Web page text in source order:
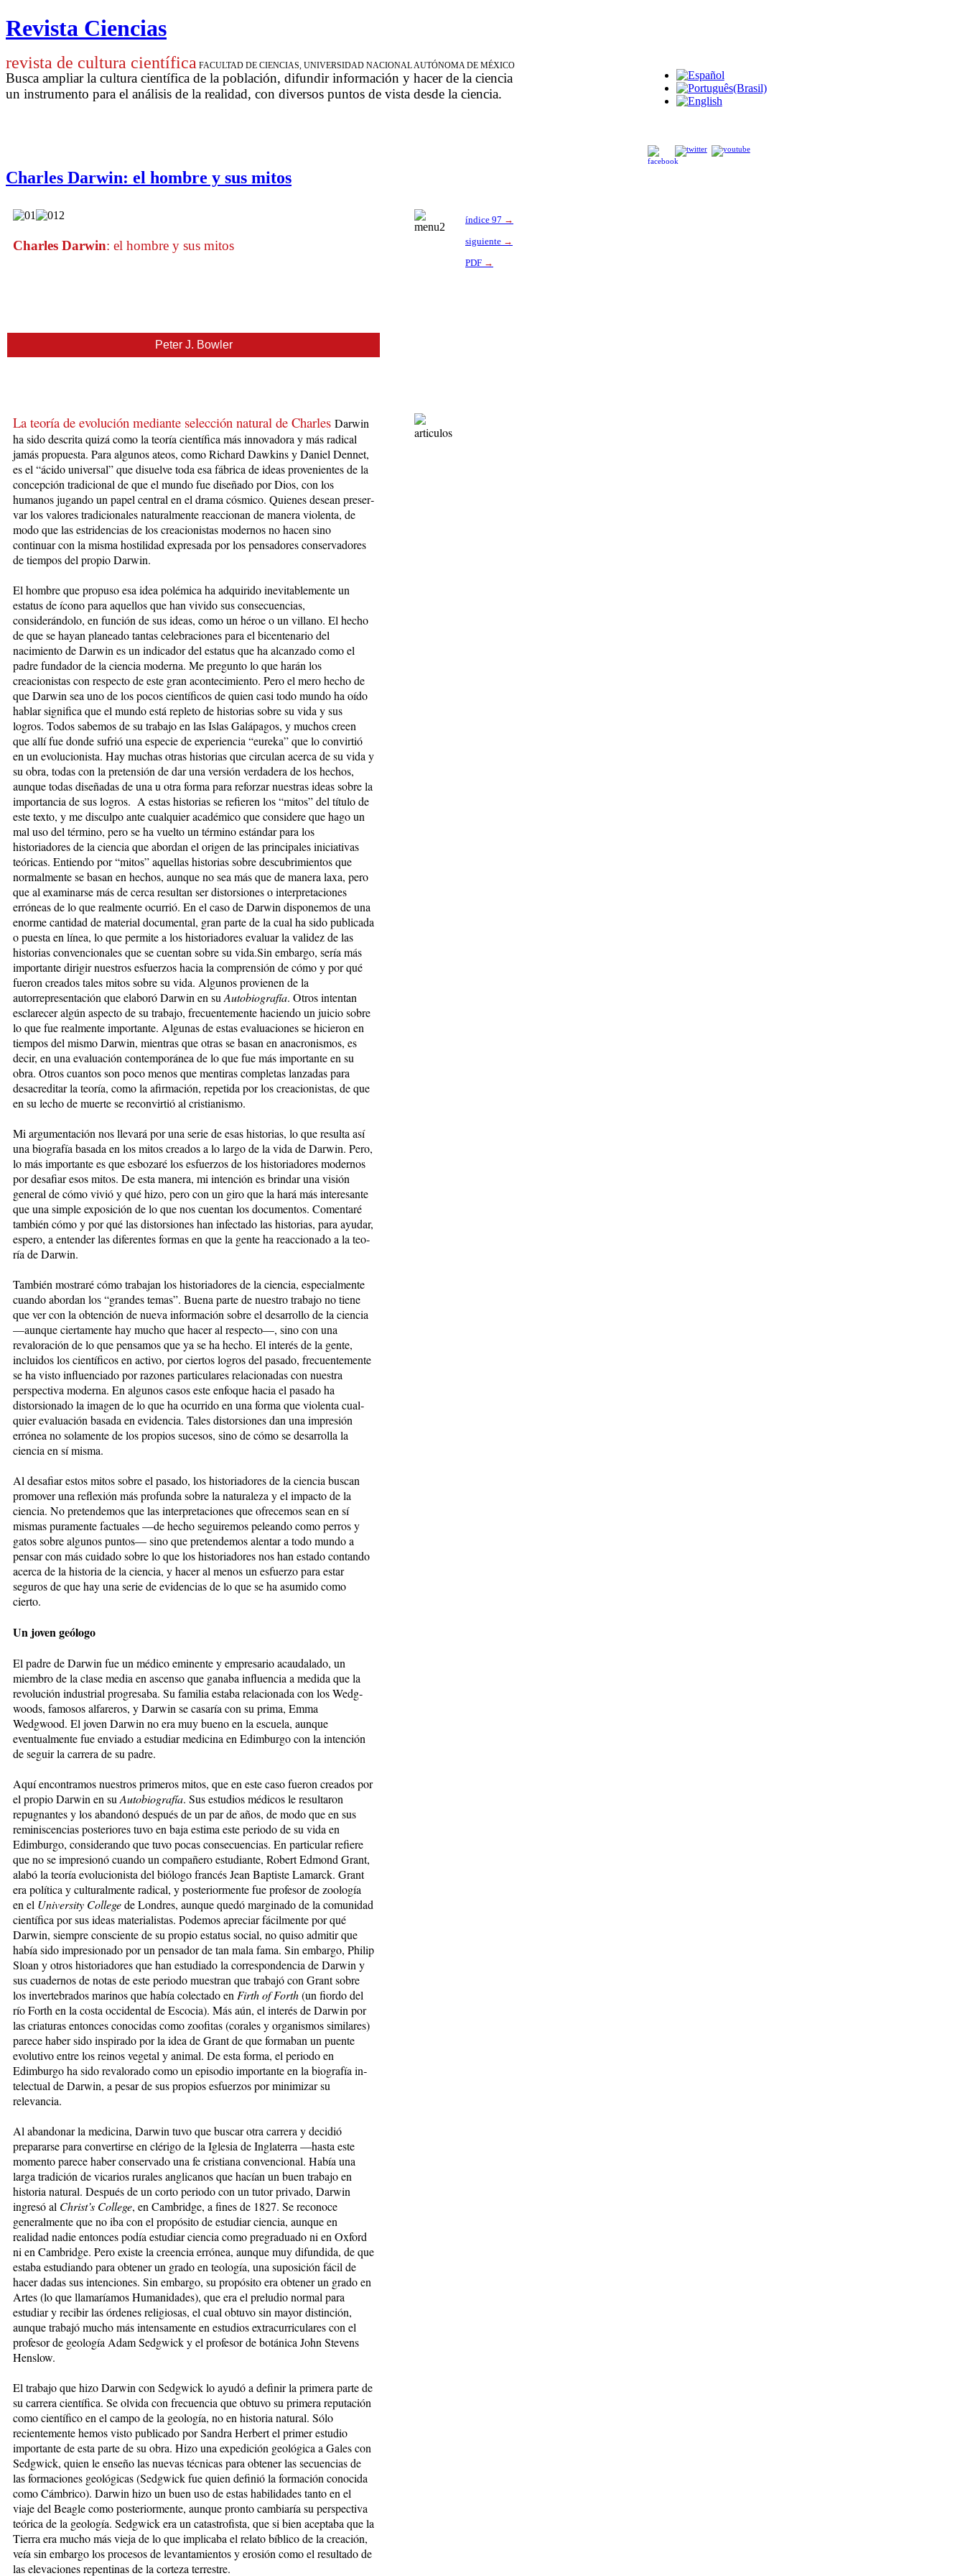
Revista Ciencias
revista de cultura científica FACULTAD DE CIENCIAS, UNIVERSIDAD NACIONAL AUTÓNOMA DE MÉXICO
Busca ampliar la cultura científica de la población, difundir información y hacer de la ciencia
un instrumento para el análisis de la realidad, con diversos puntos de vista desde la ciencia.
Charles Darwin: el hombre y sus mitos
Charles Darwin: el hombre y sus mitos
índice 97 →
siguiente →
PDF →
Peter J. Bowler
La teoría de evolución mediante selección natural de Char­les Darwin
ha sido descrita quizá como la teoría científica más innovadora y más radical
jamás propuesta. Para al­gu­nos ateos, como Richard Dawkins y Daniel Dennet,
es el “áci­do universal” que disuelve toda esa fábrica de ideas pro­ve­nientes de la
concepción tradicional de que el mundo fue diseñado por Dios, con los
humanos jugando un pa­pel central en el drama cósmico. Quienes desean pre­ser­
var los valores tradicionales naturalmente reaccionan de manera violenta, de
modo que las estridencias de los crea­cionistas modernos no hacen sino
continuar con la mis­ma hostilidad expresada por los pensadores conserva­do­res
de tiempos del propio Darwin.
El hombre que propuso esa idea polémica ha adquirido inevitablemente un
estatus de ícono para aquellos que han vivido sus consecuencias,
considerándolo, en función de sus ideas, como un héroe o un villano. El hecho
de que se hayan planeado tantas celebraciones para el bicentenario del
nacimiento de Darwin es un indicador del estatus que ha alcanzado como el
padre fundador de la ciencia mo­der­na. Me pregunto lo que harán los
creacionistas con res­pec­to de este gran acontecimiento. Pero el mero hecho de
que Darwin sea uno de los pocos científicos de quien casi todo mundo ha oído
hablar significa que el mundo está repleto de historias sobre su vida y sus
logros. Todos sabemos de su trabajo en las Islas Galápagos, y muchos creen
que allí fue donde sufrió una especie de experiencia “eureka” que lo convirtió
en un evolucionista. Hay muchas otras historias que circulan acerca de su vida y
su obra, todas con la pre­ten­sión de dar una versión verdadera de los hechos,
aunque todas diseñadas de una u otra forma para reforzar nuestras ideas sobre la
importancia de sus logros. A estas historias se refieren los “mitos” del título de
este texto, y me disculpo ante cualquier académico que con­sidere que hago un
mal uso del término, pero se ha vuel­to un término estándar para los
historiadores de la cien­cia que abordan el origen de las principales iniciativas
teóricas. Entiendo por “mitos” aquellas historias sobre des­cu­brimientos que
normalmente se basan en hechos, aunque no sea más que de manera laxa, pero
que al exami­nar­se más de cerca resultan ser distorsiones o interpretaciones
erróneas de lo que realmente ocurrió. En el caso de Dar­win disponemos de una
enorme cantidad de material do­cu­mental, gran parte de la cual ha sido publicada
o puesta en línea, lo que permite a los historiadores evaluar la va­li­dez de las
historias convencionales que se cuentan sobre su vida.Sin embargo, sería más
importante dirigir nuestros es­fuer­zos hacia la comprensión de cómo y por qué
fueron crea­dos tales mitos sobre su vida. Algunos provienen de la
autorrepresentación que elaboró Darwin en su Autobio­gra­fía. Otros intentan
esclarecer algún aspecto de su trabajo, frecuentemente haciendo un juicio sobre
lo que fue real­men­te importante. Algunas de estas evaluaciones se hicie­ron en
tiempos del mismo Darwin, mientras que otras se ba­san en anacronismos, es
decir, en una evaluación con­tem­po­ránea de lo que fue más importante en su
obra. Otros cuantos son poco menos que mentiras completas lan­zadas para
desacreditar la teoría, como la afirmación, repetida por los creacionistas, de que
en su lecho de muer­te se reconvirtió al cristianismo.
Mi argumentación nos llevará por una serie de esas his­to­rias, lo que resulta así
una biografía basada en los mi­tos creados a lo largo de la vida de Darwin. Pero,
lo más im­por­tante es que esbozaré los esfuerzos de los historia­do­res modernos
por desafiar esos mitos. De esta manera, mi intención es brindar una visión
general de cómo vivió y qué hizo, pero con un giro que la hará más interesante
que una simple exposición de lo que nos cuentan los docu­men­tos. Comentaré
también cómo y por qué las distorsiones han infectado las historias, para ayudar,
espero, a entender las diferentes formas en que la gente ha reaccionado a la teo­
ría de Darwin.
También mostraré cómo trabajan los historiadores de la ciencia, especialmente
cuando abordan los “grandes te­mas”. Buena parte de nuestro trabajo no tiene
que ver con la obtención de nueva información sobre el desarrollo de la ciencia
—aunque ciertamente hay mucho que hacer al res­pec­to—, sino con una
revaloración de lo que pensamos que ya se ha hecho. El interés de la gente,
incluidos los cien­tífi­cos en activo, por ciertos logros del pasado, frecuente­mente
se ha visto influenciado por razones particulares re­la­cio­na­das con nuestra
perspectiva moderna. En algunos casos este enfoque hacia el pasado ha
distorsionado la ima­gen de lo que ha ocurrido en una forma que violenta cual­
quier eva­lua­ción basada en evidencia. Tales distorsiones dan una im­presión
errónea no solamente de los propios su­ce­sos, sino de cómo se desarrolla la
ciencia en sí misma.
Al desafiar estos mitos sobre el pasado, los historiadores de la ciencia buscan
promover una reflexión más pro­fun­da sobre la naturaleza y el impacto de la
ciencia. No pretendemos que las interpretaciones que ofrecemos sean en sí
mismas puramente factuales —de hecho seguiremos pe­lean­do como perros y
gatos sobre algunos puntos— sino que pretendemos alentar a todo mundo a
pensar con más cui­dado sobre lo que los historiadores nos han estado con­tando
acerca de la historia de la ciencia, y hacer al menos un esfuerzo para estar
seguros de que hay una serie de evi­dencias de lo que se ha asumido como
cierto.
Un joven geólogo
El padre de Darwin fue un médico eminente y empresario acaudalado, un
miembro de la clase media en ascenso que ganaba influencia a medida que la
revolución industrial pro­gre­saba. Su familia estaba relacionada con los Wedg­
woods, famosos alfareros, y Darwin se casaría con su prima, Emma
Wedgwood. El joven Darwin no era muy bueno en la escuela, aunque
eventualmente fue enviado a estudiar medicina en Edimburgo con la intención
de seguir la ca­rre­ra de su padre.
Aquí encontramos nuestros primeros mitos, que en este caso fueron creados por
el propio Darwin en su Auto­bio­gra­fía. Sus estudios médicos le resultaron
repugnantes y los aban­donó después de un par de años, de modo que en sus
reminiscencias posteriores tuvo en baja estima este pe­rio­do de su vida en
Edimburgo, considerando que tuvo po­cas consecuencias. En particular refiere
que no se impresionó cuando un compañero estudiante, Robert Edmond Grant,
alabó la teoría evolucionista del biólogo francés Jean Baptiste Lamarck. Grant
era política y culturalmente ra­di­cal, y posteriormente fue profesor de zoología
en el Univer­sity Collegede Londres, aunque quedó marginado de la co­munidad
científica por sus ideas materialistas. Podemos apreciar fácilmente por qué
Darwin, siempre consciente de su propio estatus social, no quiso admitir que
había sido impresionado por un pensador de tan mala fama. Sin embargo, Philip
Sloan y otros historiadores que han estudiado la correspondencia de Darwin y
sus cuadernos de notas de este periodo muestran que trabajó con Grant sobre
los in­vertebrados marinos que había colectado en Firth of Forth(un fiordo del
río Forth en la costa occidental de Escocia). Más aún, el interés de Darwin por
las criaturas entonces co­no­cidas como zoofitas (corales y organismos similares)
parece haber sido inspirado por la idea de Grant de que for­maban un puente
evolutivo entre los reinos vegetal y ani­mal. De esta forma, el periodo en
Edimburgo ha sido re­va­lo­ra­do como un episodio importante en la biografía in­
telectual de Darwin, a pesar de sus propios esfuerzos por minimizar su
relevancia.
Al abandonar la medicina, Darwin tuvo que buscar otra carrera y decidió
prepararse para convertirse en clérigo de la Iglesia de Inglaterra —hasta este
momento parece ha­ber conservado una fe cristiana convencional. Había una
larga tradición de vicarios rurales anglicanos que hacían un buen trabajo en
historia natural. Después de un corto pe­rio­do con un tutor privado, Darwin
ingresó al Christ’s Col­lege, en Cambridge, a fines de 1827. Se reconoce
general­men­te que no iba con el propósito de estudiar ciencia, aun­que en
realidad nadie entonces podía estudiar ciencia como pre­gra­dua­do ni en Oxford
ni en Cambridge. Pero existe la creen­cia errónea, aunque muy difundida, de que
estaba estu­dian­do para obtener un grado en teología, una suposición fá­cil de
hacer dadas sus intenciones. Sin embargo, su pro­pó­sito era obtener un grado en
Artes (lo que llamaríamos Hu­manidades), que era el preludio normal para
estudiar y recibir las órdenes religiosas, el cual obtuvo sin mayor dis­tin­ción,
aunque trabajó mucho más intensamente en estu­dios extracurriculares con el
profesor de geología Adam Sedg­wick y el profesor de botánica John Stevens
Henslow.
El trabajo que hizo Darwin con Sedgwick lo ayudó a de­fi­nir la primera parte de
su carrera científica. Se olvida con frecuencia que obtuvo su primera reputación
como cien­tí­fi­co en el campo de la geología, no en historia natural. Sólo
recientemente hemos visto publicado por Sandra Herbert el primer estudio
importante de esta parte de su obra. Hizo una expedición geológica a Gales con
Sedgwick, quien le en­seño las nuevas técnicas para obtener las se­cuen­cias de
las formaciones geológicas (Sedgwick fue quien de­fi­nió la for­mación conocida
como Cámbrico). Darwin hizo un buen uso de estas habilidades tanto en el
viaje del Beagle como posteriormente, aunque pronto cambiaría su perspectiva
teórica de la geología. Sedgwick era un catas­tro­fis­ta, que si bien aceptaba que la
Tierra era mucho más vie­ja de lo que implicaba el relato bíblico de la creación,
veía sin embargo los procesos de levantamientos y erosión como el resul­­tado de
las elevaciones repentinas de la corteza terrestre.